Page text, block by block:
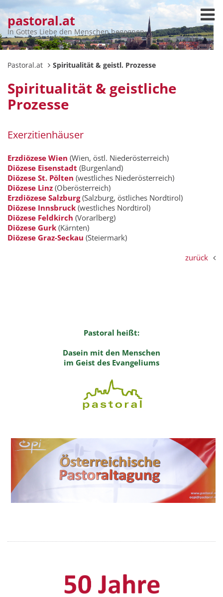
pastoral.at
In Gottes Liebe den Menschen begegnen
Pastoral.at Spiritualität & geistl. Prozesse
Spiritualität & geistliche
Prozesse
Exerzitienhäuser
Erzdiözese Wien (Wien, östl. Niederösterreich)
Diözese Eisenstadt (Burgenland)
Diözese St. Pölten (westliches Niederösterreich)
Diözese Linz (Oberösterreich)
Erzdiözese Salzburg(Salzburg, östliches Nordtirol)
Diözese Innsbruck (westliches Nordtirol)
Diözese Feldkirch (Vorarlberg)
Diözese Gurk (Kärnten)
Diözese Graz-Seckau (Steiermark)
zurück
Pastoral heißt:
Dasein mit den Menschen
im Geist des Evangeliums